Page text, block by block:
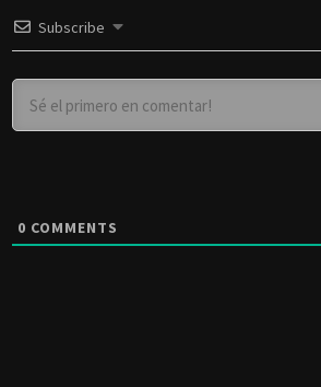
Subscribe
0 COMMENTS